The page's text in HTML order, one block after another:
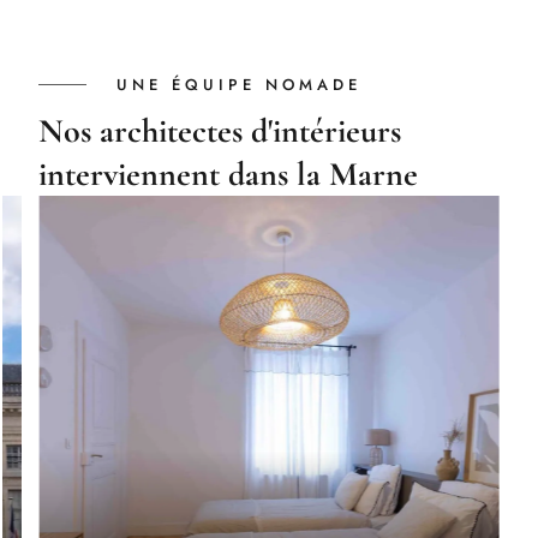
UNE ÉQUIPE NOMADE
Nos architectes d'intérieurs
interviennent dans la Marne